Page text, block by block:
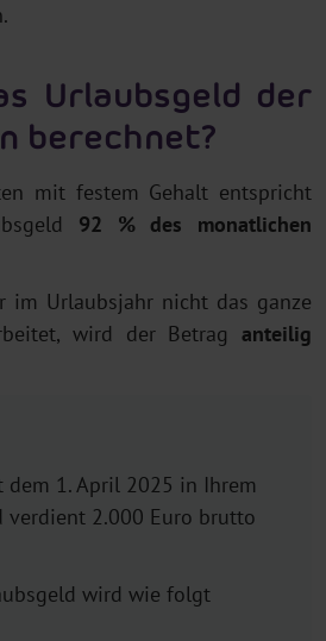
Urlaubsgeld der
berechnet?
mit festem Gehalt entspricht
92 % des monatlichen
im Urlaubsjahr nicht das ganze
wird der Betrag anteilig
dem 1. April 2025 in Ihrem
verdient 2.000 Euro brutto
wird wie folgt